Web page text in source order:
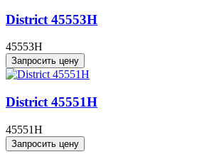
District 45553H
45553H
Запросить цену
District 45551H
45551H
Запросить цену